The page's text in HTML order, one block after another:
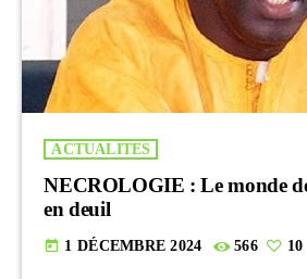
ACTUALITES
NECROLOGIE : Le monde
en deuil
today 1 DÉCEMBRE 2024 566 10